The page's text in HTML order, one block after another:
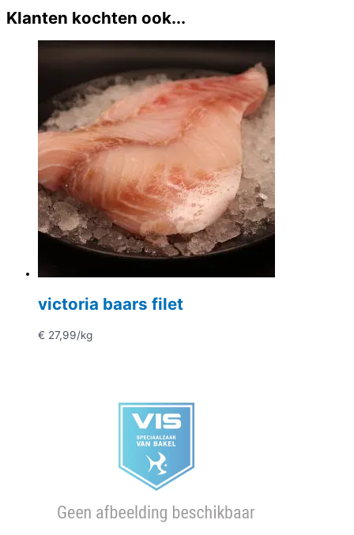
Klanten kochten ook...
victoria baars filet
€ 27,99/kg